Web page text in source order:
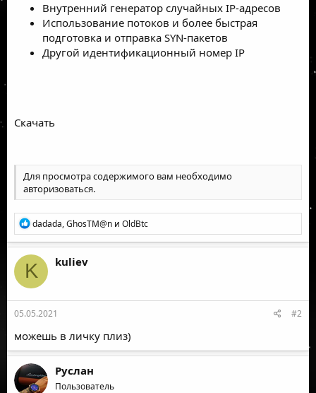
Внутренний генератор случайных IP-адресов
Использование потоков и более быстрая
подготовка и отправка SYN-пакетов
Другой идентификационный номер IP
Скачать
Для просмотра содержимого вам необходимо
авторизоваться.
Р
е
а
к
ц
и
и
:
dadada,GhosTM@n и OldBtc
K kuliev
05.05.2021 #2
можешь в личку плиз)
Руслан
Пользователь